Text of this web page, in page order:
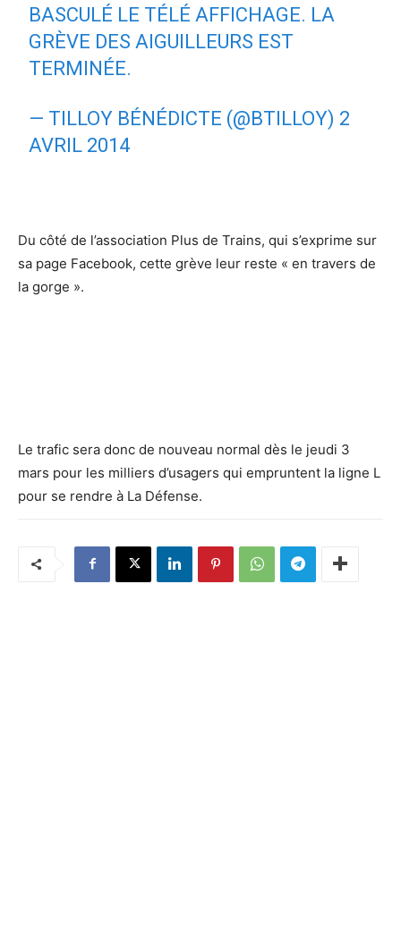
BASCULÉ LE TÉLÉ AFFICHAGE. LA
GRÈVE DES AIGUILLEURS EST
TERMINÉE.
— TILLOY BÉNÉDICTE (@BTILLOY) 2
AVRIL 2014
Du côté de l’association Plus de Trains, qui s’exprime sur
sa page Facebook, cette grève leur reste « en travers de
la gorge ».
Le trafic sera donc de nouveau normal dès le jeudi 3
mars pour les milliers d’usagers qui empruntent la ligne L
pour se rendre à La Défense.